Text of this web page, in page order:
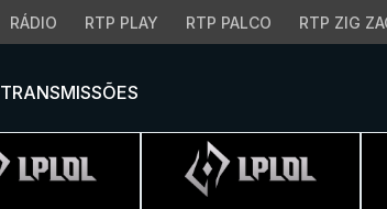
RÁDIO RTP PLAY RTP PALCO RTP ZIG
TRANSMISSÕES